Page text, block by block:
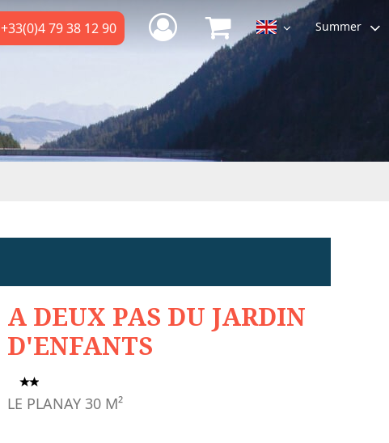
+33(0)4 79 38 12 90 Summer
A DEUX PAS DU JARDIN
D'ENFANTS
LE PLANAY 30 M²